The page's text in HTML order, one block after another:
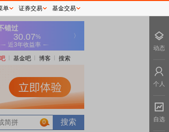
基金吧 博客 搜索
0
单 证券交易 基金交易
动态
个人
自选